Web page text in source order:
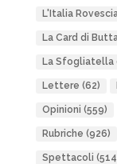
L'Italia
La Card di
La Sfogliatella
Lettere (62)
Opinioni (559)
Rubriche (926)
Spettacoli